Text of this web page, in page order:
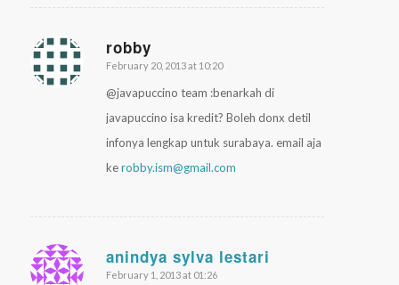
robby
says:
February 20, 2013 at 10:20
@javapuccino team :benarkah di
javapuccino isa kredit? Boleh donx detil
infonya lengkap untuk surabaya. email aja
kerobby.ism@gmail.com
anindya sylva lestari
says:
February 1, 2013 at 01:26